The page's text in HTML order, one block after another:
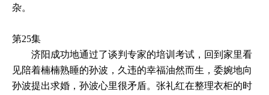
杂。
第25集
济阳成功地通过了谈判专家的培训考试，回到家里看
见陪着楠楠熟睡的孙波，久违的幸福油然而生，委婉地向
孙波提出求婚，孙波心里很矛盾。张礼红在整理衣柜的时